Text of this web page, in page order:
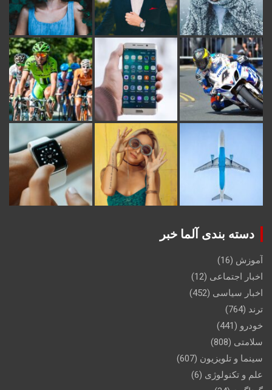
دسته بندی آلما خبر
آموزش (16)
اخبار اجتماعی (12)
اخبار سیاسی (452)
ترند (764)
خودرو (441)
سلامتی (808)
سینما و تلویزیون (607)
علم و تکنولوژی (6)